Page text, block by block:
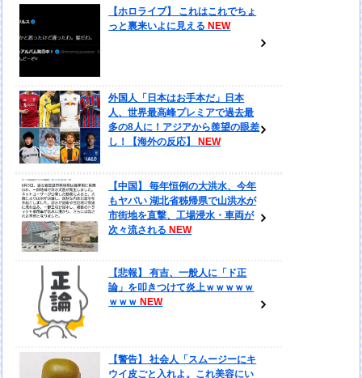
【ホロライブ】 これはこれでちょ
っと裏来いよに見える
外国人「日本はお手本だ」日本
人、世界最高峰プレミアで過去最
多の8人に！アジアから羨望の眼差
し！【海外の反応】
【中国】 毎年恒例の大洪水、今年
もヤバい 湖北省秭帰県で山洪水が
市街地を直撃、工場浸水・車両が
次々流される
【悲報】 有吉、一般人に「ド正
論」を叩きつけて炎上ｗｗｗｗｗ
ｗｗｗ
【警告】 社会人「スムージーにキ
ウイ皮ごと入れよ。これ美容にい